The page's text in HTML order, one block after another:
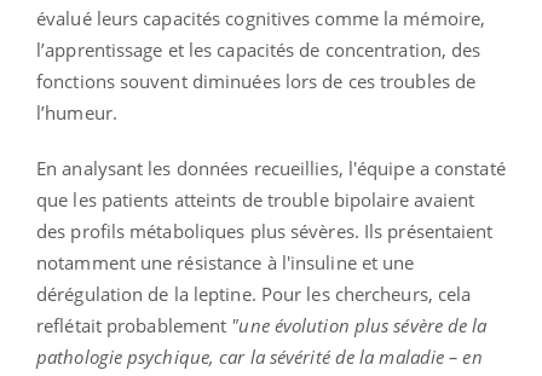
évalué leurs capacités cognitives comme la mémoire,
l’apprentissage et les capacités de concentration, des
fonctions souvent diminuées lors de ces troubles de
l’humeur.
En analysant les données recueillies, l'équipe a constaté
que les patients atteints de trouble bipolaire avaient
des profils métaboliques plus sévères. Ils présentaient
notamment une résistance à l'insuline et une
dérégulation de la leptine. Pour les chercheurs, cela
reflétait probablement "une évolution plus sévère de la
pathologie psychique, car la sévérité de la maladie – en